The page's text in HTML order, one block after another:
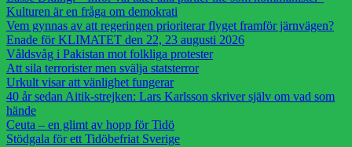
Kulturen är en fråga om demokrati
Vem gynnas av att regeringen prioriterar flyget framför järnvägen?
Enade för KLIMATET den 22, 23 augusti 2026
Våldsvåg i Pakistan mot folkliga protester
Att sila terrorister men svälja statsterror
Urkult visar att vänlighet fungerar
40 år sedan Aitik-strejken: Lars Karlsson skriver själv om vad som
hände
Ceuta – en glimt av hopp för Tidö
Stödgala för ett Tidöbefriat Sverige